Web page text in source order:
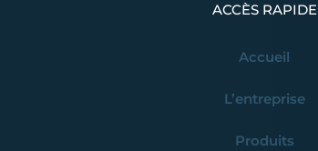
ACCÈS RAPIDE
Accueil
L’entreprise
Produits